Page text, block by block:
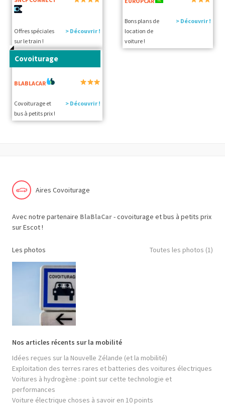
Offres spéciales
sur le train !
> Découvrir !
Bons plans de
location de
voiture !
> Découvrir !
Covoiturage
BLABLACAR
Covoiturage et
bus à petits prix !
> Découvrir !
Aires Covoiturage
Avec notre partenaire BlaBlaCar- covoiturage et bus à petits prix
sur Escot !
Les photos Toutes les photos (1)
Nos articles récents sur la mobilité
Idées reçues sur la Nouvelle Zélande (et la mobilité)
Exploitation des terres rares et batteries des voitures électriques
Voitures à hydrogène : point sur cette technologie et
performances
Voiture électrique choses à savoir en 10 points